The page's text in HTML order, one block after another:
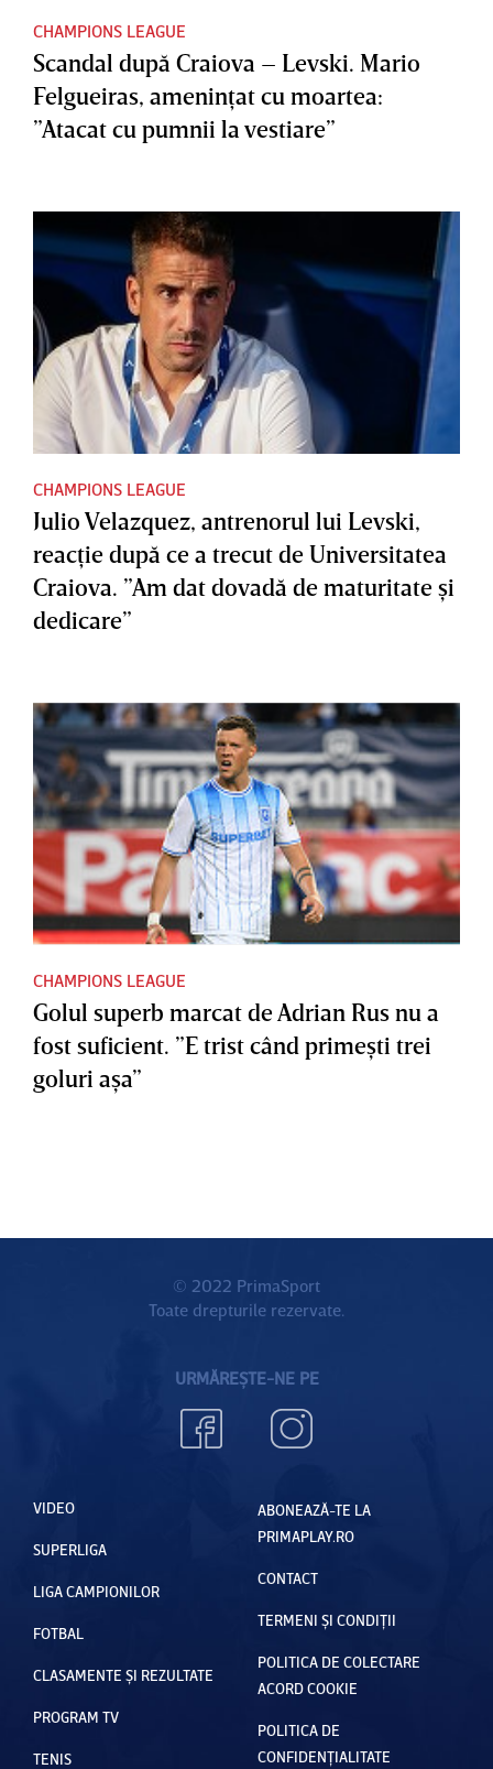
CHAMPIONS LEAGUE
Scandal după Craiova – Levski. Mario
Felgueiras, ameninţat cu moartea:
”Atacat cu pumnii la vestiare”
CHAMPIONS LEAGUE
Julio Velazquez, antrenorul lui Levski,
reacţie după ce a trecut de Universitatea
Craiova. ”Am dat dovadă de maturitate şi
dedicare”
CHAMPIONS LEAGUE
Golul superb marcat de Adrian Rus nu a
fost suficient. ”E trist când primeşti trei
goluri aşa”
© 2022 PrimaSport
Toate drepturile rezervate.
URMĂREȘTE-NE PE
VIDEO
SUPERLIGA
LIGA CAMPIONILOR
FOTBAL
CLASAMENTE ȘI REZULTATE
PROGRAM TV
TENIS
ABONEAZĂ-TE LA
PRIMAPLAY.RO
CONTACT
TERMENI ȘI CONDIȚII
POLITICA DE COLECTARE
ACORD COOKIE
POLITICA DE
CONFIDENȚIALITATE